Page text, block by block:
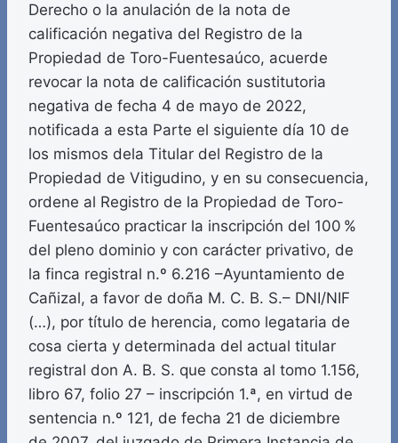
Derecho o la anulación de la nota de
calificación negativa del Registro de la
Propiedad de Toro-Fuentesaúco, acuerde
revocar la nota de calificación sustitutoria
negativa de fecha 4 de mayo de 2022,
notificada a esta Parte el siguiente día 10 de
los mismos dela Titular del Registro de la
Propiedad de Vitigudino, y en su consecuencia,
ordene al Registro de la Propiedad de Toro-
Fuentesaúco practicar la inscripción del 100 %
del pleno dominio y con carácter privativo, de
la finca registral n.º 6.216 –Ayuntamiento de
Cañizal, a favor de doña M. C. B. S.– DNI/NIF
(…), por título de herencia, como legataria de
cosa cierta y determinada del actual titular
registral don A. B. S. que consta al tomo 1.156,
libro 67, folio 27 – inscripción 1.ª, en virtud de
sentencia n.º 121, de fecha 21 de diciembre